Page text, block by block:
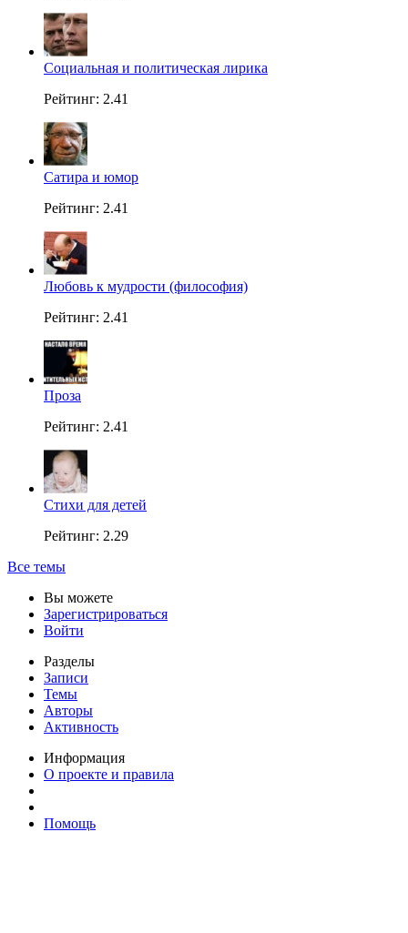
Социальная и политическая лирика
Рейтинг: 2.41
Сатира и юмор
Рейтинг: 2.41
Любовь к мудрости (философия)
Рейтинг: 2.41
Проза
Рейтинг: 2.41
Стихи для детей
Рейтинг: 2.29
Все темы
Вы можете
Зарегистрироваться
Войти
Разделы
Записи
Темы
Авторы
Активность
Информация
О проекте и правила
Помощь